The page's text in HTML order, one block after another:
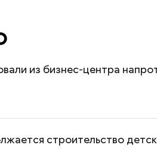
из бизнес-центра
строительство